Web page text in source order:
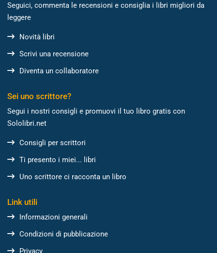
Seguici, commenta le recensioni e consiglia i libri migliori da
leggere
Novità libri
Scrivi una recensione
Diventa un collaboratore
Sei uno scrittore?
Segui i nostri consigli e promuovi il tuo libro gratis con
Sololibri.net
Consigli per scrittori
Ti presento i miei... libri
Uno scrittore ci racconta un libro
Link utili
Informazioni generali
Condizioni di pubblicazione
Privacy